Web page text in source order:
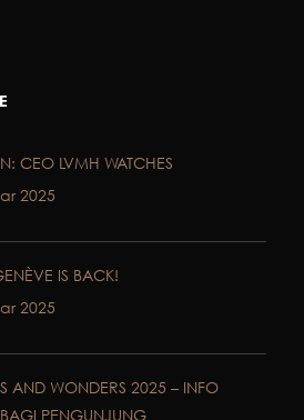
CEO LVMH WATCHES
2025
IS BACK!
2025
AND WONDERS 2025 – INFO
BAGI PENGUNJUNG